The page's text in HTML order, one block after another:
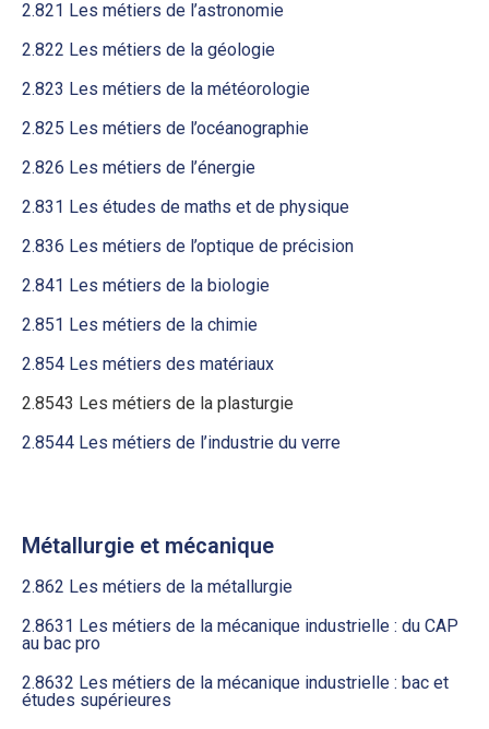
2.821 Les métiers de l’astronomie
2.822 Les métiers de la géologie
2.823 Les métiers de la météorologie
2.825 Les métiers de l’océanographie
2.826 Les métiers de l’énergie
2.831 Les études de maths et de physique
2.836 Les métiers de l’optique de précision
2.841 Les métiers de la biologie
2.851 Les métiers de la chimie
2.854 Les métiers des matériaux
2.8543 Les métiers de la plasturgie
2.8544 Les métiers de l’industrie du verre
Métallurgie et mécanique
2.862 Les métiers de la métallurgie
2.8631 Les métiers de la mécanique industrielle : du CAP
au bac pro
2.8632 Les métiers de la mécanique industrielle : bac et
études supérieures